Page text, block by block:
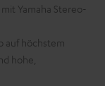
Yamaha Stereo-
auf höchstem
hohe,